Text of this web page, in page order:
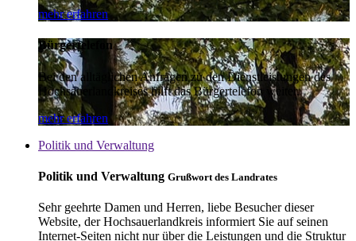
mehr erfahren
Bürgertelefon
Bei den alltäglichen Anfragen zu den Dienstleistungen des
Hochsauerlandkreises hilft das Bürgertelefon weiter.
mehr erfahren
Politik und Verwaltung
Politik und Verwaltung Grußwort des Landrates
Sehr geehrte Damen und Herren, liebe Besucher dieser
Website, der Hochsauerlandkreis informiert Sie auf seinen
Internet-Seiten nicht nur über die Leistungen und die Struktur